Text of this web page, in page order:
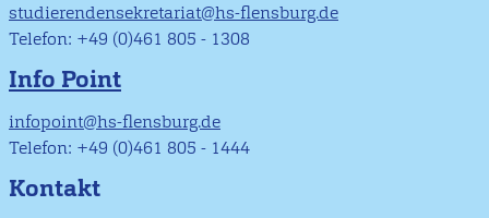
studierendensekretariat@hs-flensburg.de
Telefon: +49 (0)461 805 - 1308
Info Point
infopoint@hs-flensburg.de
Telefon: +49 (0)461 805 - 1444
Kontakt